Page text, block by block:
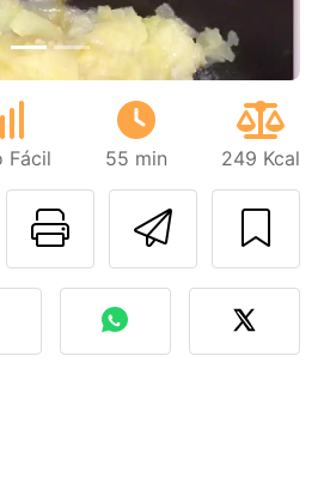
Fácil 55 min 249 Kcal
Imprima
com o autor